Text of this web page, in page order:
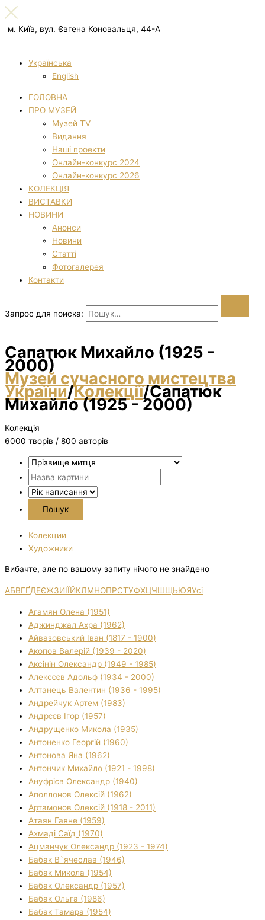
м. Київ, вул. Євгена Коновальця, 44-А
Українська
English
ГОЛОВНА
ПРО МУЗЕЙ
Музей TV
Видання
Наші проекти
Онлайн-конкурс 2024
Онлайн-конкурс 2026
КОЛЕКЦІЯ
ВИСТАВКИ
НОВИНИ
Анонси
Новини
Статті
Фотогалерея
Контакти
Запрос для поиска:
Сапатюк Михайло (1925 -
2000)
Музей сучасного мистецтва
України/Колекції/Сапатюк
Михайло (1925 - 2000)
Колекція
6000 творiв / 800 авторів
Колекции
Художники
Вибачте, але по вашому запиту нічого не знайдено
АБВГҐДЕЄЖЗИІЇЙКЛМНОПРСТУФХЦЧШЩЬЮЯУсі
Агамян Олена (1951)
Аджинджал Ахра (1962)
Айвазовський Іван (1817 - 1900)
Акопов Валерій (1939 - 2020)
Аксінін Олександр (1949 - 1985)
Алексєєв Адольф (1934 - 2000)
Алтанець Валентин (1936 - 1995)
Андрейчук Артем (1983)
Андрєєв Ігор (1957)
Андрущенко Микола (1935)
Антоненко Георгій (1960)
Антонова Яна (1962)
Антончик Михайло (1921 - 1998)
Ануфрієв Олександр (1940)
Аполлонов Олексій (1962)
Артамонов Олексій (1918 - 2011)
Атаян Гаяне (1959)
Ахмаді Саїд (1970)
Ацманчук Олександр (1923 - 1974)
Бабак В`ячеслав (1946)
Бабак Микола (1954)
Бабак Олександр (1957)
Бабак Ольга (1986)
Бабак Тамара (1954)